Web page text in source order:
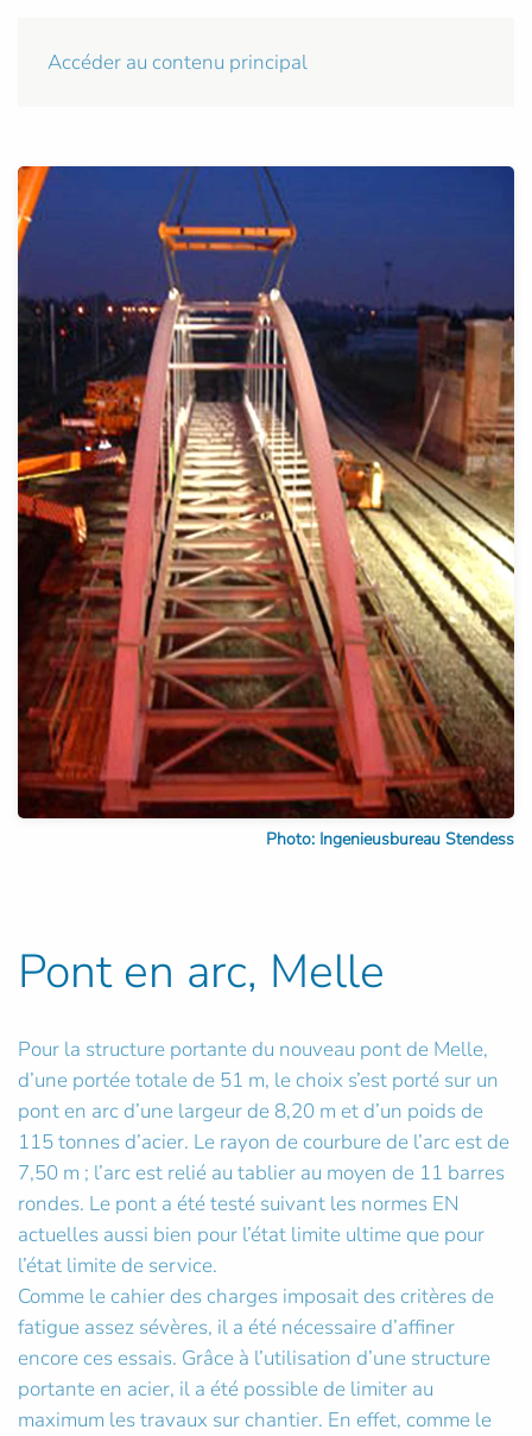
Accéder au contenu principal
Photo: Ingenieusbureau Stendess
Pont en arc, Melle
Pour la structure portante du nouveau pont de Melle,
d’une portée totale de 51 m, le choix s’est porté sur un
pont en arc d’une largeur de 8,20 m et d’un poids de
115 tonnes d’acier. Le rayon de courbure de l’arc est de
7,50 m ; l’arc est relié au tablier au moyen de 11 barres
rondes. Le pont a été testé suivant les normes EN
actuelles aussi bien pour l’état limite ultime que pour
l’état limite de service.
Comme le cahier des charges imposait des critères de
fatigue assez sévères, il a été nécessaire d’affiner
encore ces essais. Grâce à l’utilisation d’une structure
portante en acier, il a été possible de limiter au
maximum les travaux sur chantier. En effet, comme le